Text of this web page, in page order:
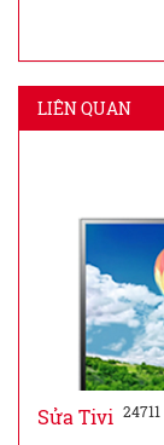
LIÊN QUAN
Sửa Tivi 24711